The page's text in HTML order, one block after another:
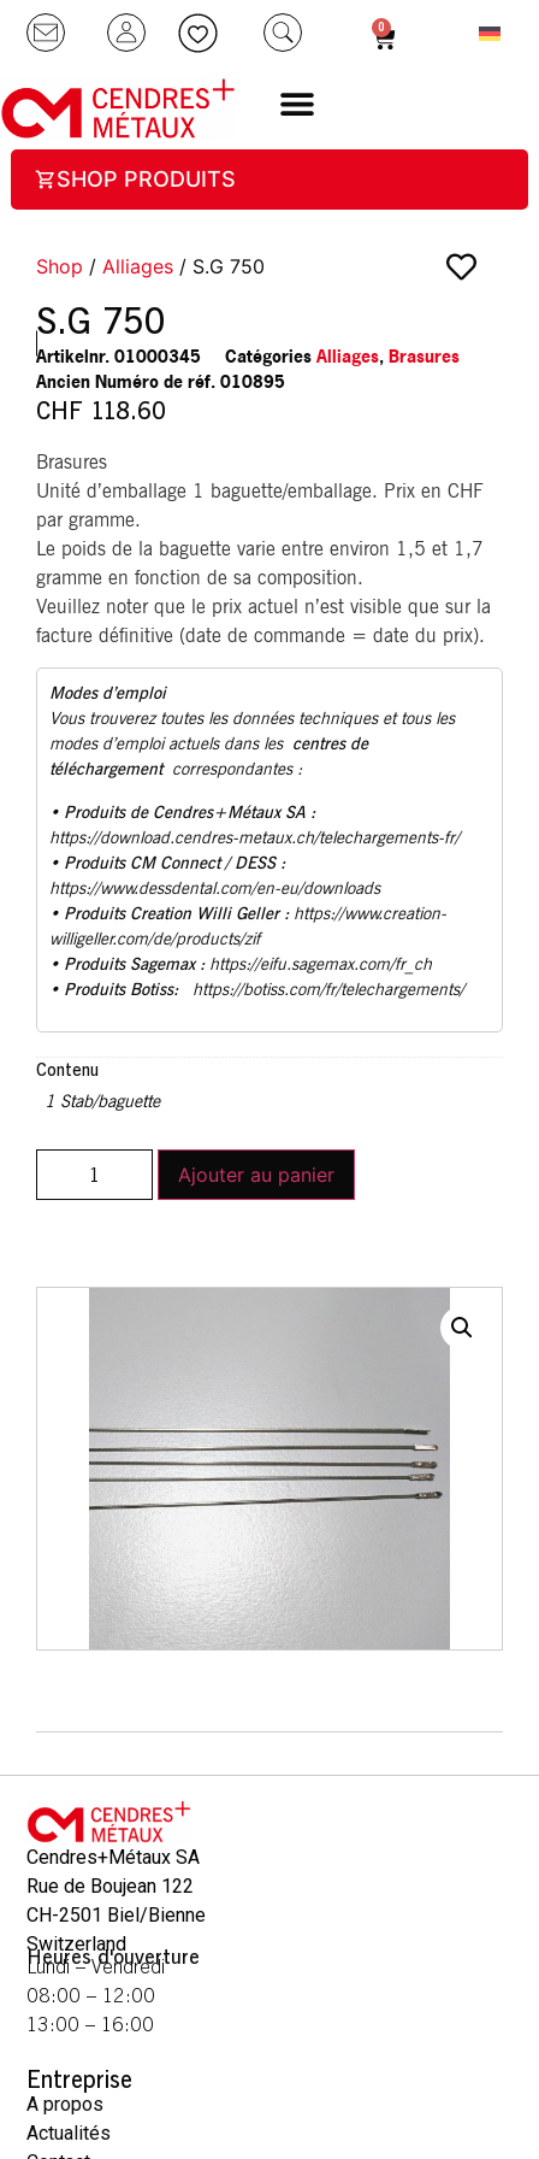
0
SHOP PRODUITS
Shop / Alliages / S.G 750
S.G 750
Artikelnr. 01000345 Catégories Alliages, Brasures
010895
CHF 118.60
Brasures
Unité d’emballage 1 baguette/emballage. Prix en CHF
par gramme.
Le poids de la baguette varie entre environ 1,5 et 1,7
gramme en fonction de sa composition.
Veuillez noter que le prix actuel n’est visible que sur la
facture définitive (date de commande = date du prix).
Modes d’emploi
Vous trouverez toutes les données techniques et tous les
modes d’emploi actuels dans les centres de
téléchargementcorrespondantes :
• Produits de Cendres+Métaux SA :
https://download.cendres-metaux.ch/telechargements-fr/
• Produits CM Connect / DESS :
https://www.dessdental.com/en-eu/downloads
• Produits Creation Willi Geller : https://www.creation-
willigeller.com/de/products/zif
• Produits Sagemax : https://eifu.sagemax.com/fr_ch
• Produits Botiss: https://botiss.com/fr/telechargements/
Contenu
1 Stab/baguette
Ajouter au panier
Cendres+Métaux SA
Rue de Boujean 122
CH-2501 Biel/Bienne
Switzerland
Heures d'ouverture
Lundi – Vendredi
08:00 – 12:00
13:00 – 16:00
Entreprise
A propos
Actualités